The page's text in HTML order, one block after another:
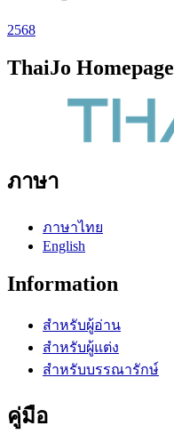
2568
ThaiJo Homepage
ภาษา
ภาษาไทย
English
Information
สำหรับผู้อ่าน
สำหรับผู้แต่ง
สำหรับบรรณารักษ์
คู่มือ